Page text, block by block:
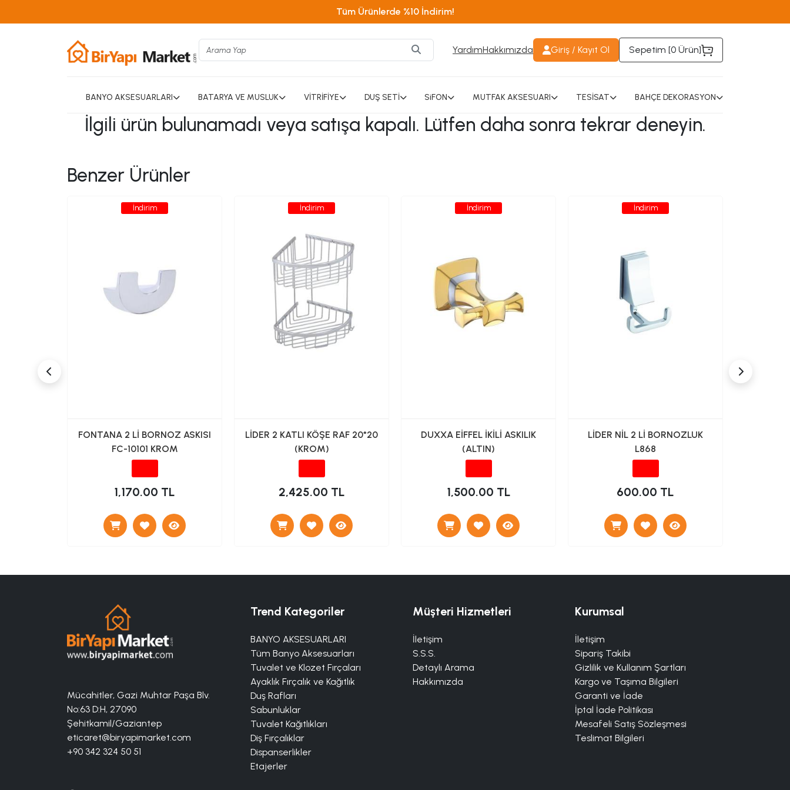
Tüm Ürünlerde %10 İndirim!
YardımHakkımızda Giriş / Kayıt Ol Sepetim [0 Ürün]
BANYO AKSESUARLARI BATARYA VE MUSLUK VİTRİFİYE DUŞ SETİ SiFON MUTFAK AKSESUARI TESİSAT BAHÇE DEKORASYON
İlgili ürün bulunamadı veya satışa kapalı. Lütfen daha sonra tekrar deneyin.
Benzer Ürünler
İndirim
FONTANA 2 Lİ BORNOZ ASKISI
FC-10101 KROM
1,170.00 TL
İndirim
LİDER 2 KATLI KÖŞE RAF 20*20
(KROM)
2,425.00 TL
İndirim
DUXXA EİFFEL İKİLİ ASKILIK
(ALTIN)
1,500.00 TL
İndirim
LİDER NİL 2 Lİ BORNOZLUK
L868
600.00 TL
Mücahitler, Gazi Muhtar Paşa Blv.
No:63 D:H, 27090
Şehitkamil/Gaziantep
eticaret@biryapimarket.com
+90 342 324 50 51
Trend Kategoriler
BANYO AKSESUARLARI
Tüm Banyo Aksesuarları
Tuvalet ve Klozet Fırçaları
Ayaklık Fırçalık ve Kağıtlık
Duş Rafları
Sabunluklar
Tuvalet Kağıtlıkları
Diş Fırçalıklar
Dispanserlikler
Etajerler
Kurumsal
İletişim
Sipariş Takibi
Gizlilik ve Kullanım Şartları
Kargo ve Taşıma Bilgileri
Garanti ve İade
İptal İade Politikası
Mesafeli Satış Sözleşmesi
Teslimat Bilgileri
Müşteri Hizmetleri
İletişim
S.S.S.
Detaylı Arama
Hakkımızda